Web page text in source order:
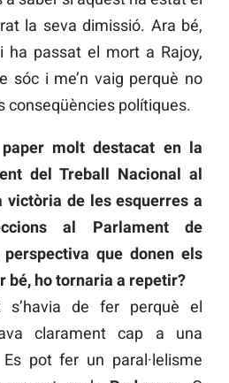
la seva dimissió. Ara bé,
ha passat el mort a Rajoy,
sóc i me’n vaig perquè no
conseqüències polítiques.
molt destacat en la
del Treball Nacional al
victòria de les esquerres a
al Parlament de
que donen els
bé, ho tornaria a repetir?
s’havia de fer perquè el
clarament cap a una
pot fer un paral·lelisme